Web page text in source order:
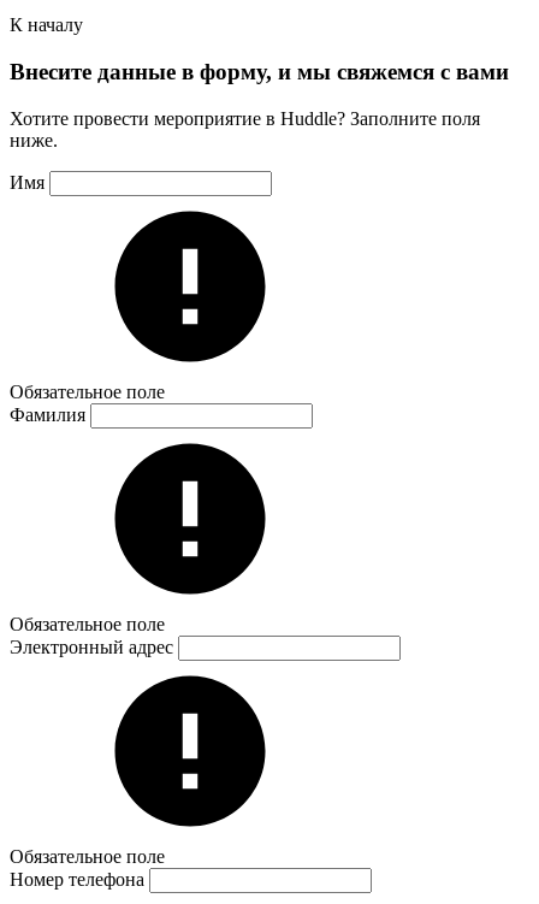
К началу
Внесите данные в форму, и мы свяжемся с вами
Хотите провести мероприятие в Huddle? Заполните поля
ниже.
Имя
Обязательное поле
Фамилия
Обязательное поле
Электронный адрес
Обязательное поле
Номер телефона